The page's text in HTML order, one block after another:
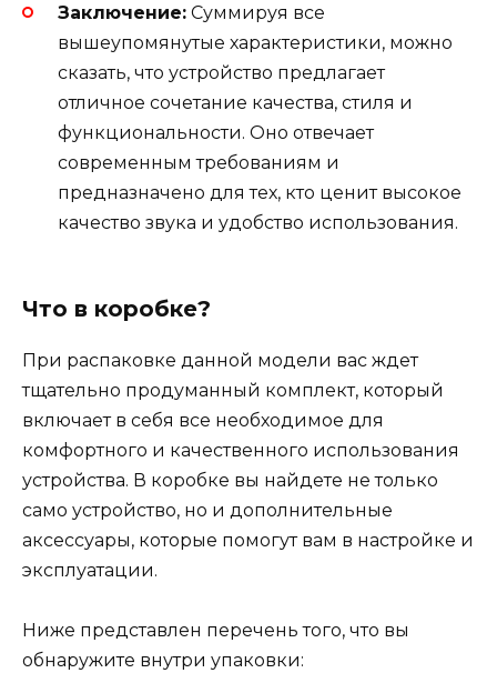
Заключение: Суммируя все
вышеупомянутые характеристики, можно
сказать, что устройство предлагает
отличное сочетание качества, стиля и
функциональности. Оно отвечает
современным требованиям и
предназначено для тех, кто ценит высокое
качество звука и удобство использования.
Что в коробке?
При распаковке данной модели вас ждет
тщательно продуманный комплект, который
включает в себя все необходимое для
комфортного и качественного использования
устройства. В коробке вы найдете не только
само устройство, но и дополнительные
аксессуары, которые помогут вам в настройке и
эксплуатации.
Ниже представлен перечень того, что вы
обнаружите внутри упаковки: